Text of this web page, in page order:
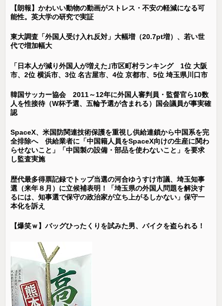
【朗報】かわいい動物の動画がストレス・不安の軽減になる可
能性。英大学の研究で実証
東大調査「外国人受け入れ反対」大幅増（20.7pt増）、若い世
代で増加幅大
「日本人が減り外国人が増えた｣市区町村ランキング 1位 大阪
市、2位 横浜市、3位 名古屋市、4位 京都市、5位 埼玉県川口市
韓国サッカー協会 2011～12年に外国人審判員・監督官ら10数
人を性接待（W杯予選、五輪予選が含まれる）国会議員が事実確
認
SpaceX、米国防関連技術保護を重視し供給連鎖から中国系を完
全排除へ 供給業者に「中国籍人員をSpaceX向けの生産に関わ
らせないこと」「中国製の設備・部品を使わないこと」を要求
し監査実施
歴代最多得票記録でトップ当選の河合ゆうすけ市議、埼玉知事
選（来年８月）に立候補表明！「埼玉県の外国人問題を解決す
るには、知事選で保守の政治家が立ち上がるしかない」保守一
本化を訴え
【爆笑ｗ】バッグひったくりを試みた男、バイクを盗られる！